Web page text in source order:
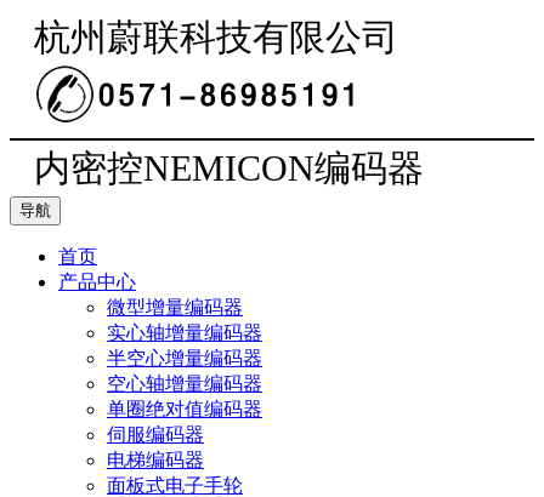
杭州蔚联科技有限公司
内密控NEMICON编码器
导航
首页
产品中心
微型增量编码器
实心轴增量编码器
半空心增量编码器
空心轴增量编码器
单圈绝对值编码器
伺服编码器
电梯编码器
面板式电子手轮